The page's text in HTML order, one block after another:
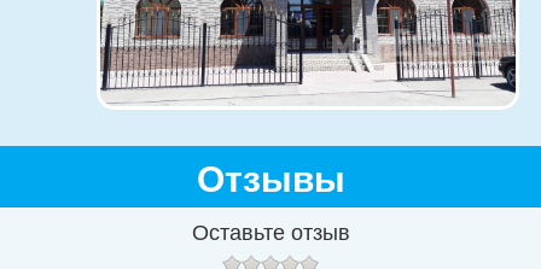
Отзывы
Оставьте отзыв